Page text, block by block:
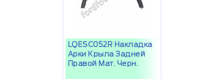
LQESC052R Накладка
Арки Крыла Задней
Правой Мат. Черн.